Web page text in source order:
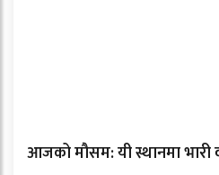
आजको मौसम: यी स्थानमा भारी